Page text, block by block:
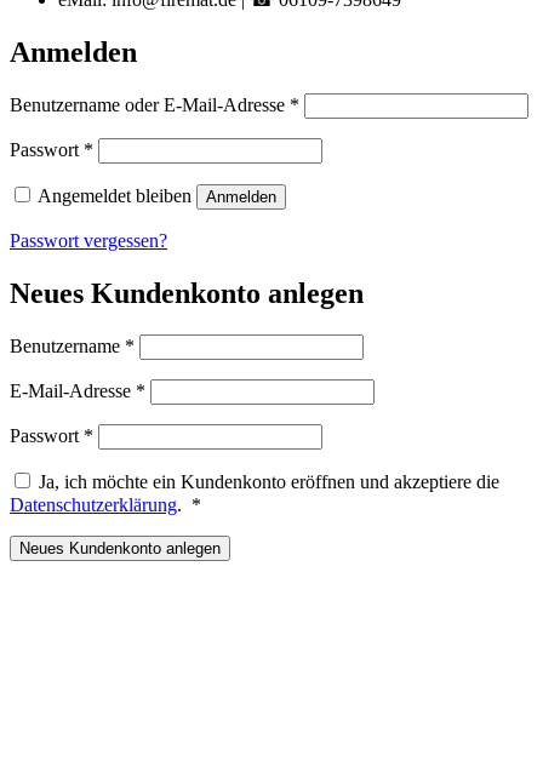
Anmelden
Benutzername oder E-Mail-Adresse *
Passwort *
Angemeldet bleiben Anmelden
Passwort vergessen?
Neues Kundenkonto anlegen
Benutzername *
E-Mail-Adresse *
Passwort *
Ja, ich möchte ein Kundenkonto eröffnen und akzeptiere die
Datenschutzerklärung. *
Neues Kundenkonto anlegen